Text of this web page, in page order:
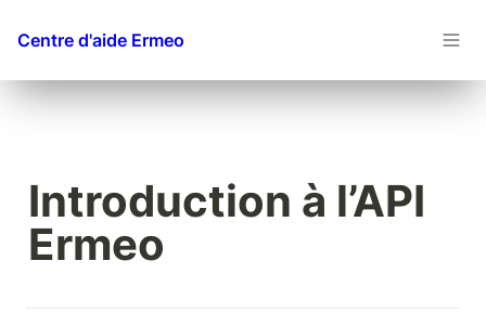
Centre d'aide Ermeo
Introduction à l’API
Ermeo